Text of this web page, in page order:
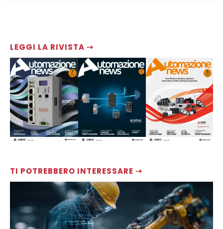
LEGGI LA RIVISTA ⇢
TI POTREBBERO INTERESSARE ⇢